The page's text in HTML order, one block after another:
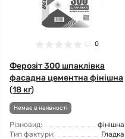
0
Ферозіт 300 шпаклівка
фасадна цементна фінішна
(18 кг)
Немає в наявності
Різновид:
фінішна
Тип фактури:
Гладка